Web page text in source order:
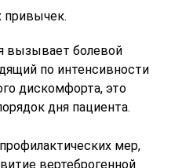
привычек.
вызывает болевой
по интенсивности
дискомфорта, это
дня пациента.
мер,
вертеброгенной